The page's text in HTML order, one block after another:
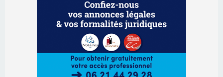
Ucciani – Marché des producteurs à Cruculi le
Corte – L’association A Nuciola organise une
projection sous les étoiles